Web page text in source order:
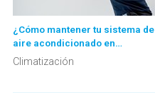
¿Cómo mantener tu sistema de
aire acondicionado en
invierno?
Climatización